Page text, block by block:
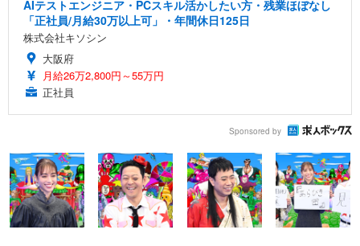
AIテストエンジニア・PCスキル活かしたい方・残業ほぼなし
「正社員/月給30万以上可」・年間休日125日
株式会社キソシン
大阪府
月給26万2,800円～55万円
正社員
Sponsored by